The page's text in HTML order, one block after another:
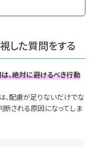
した質問をする
、絶対に避けるべき行動
、配慮が足りないだけでな
断される原因になってしま